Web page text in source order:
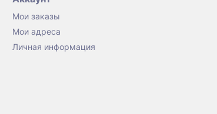
Мои заказы
Мои адреса
Личная информация